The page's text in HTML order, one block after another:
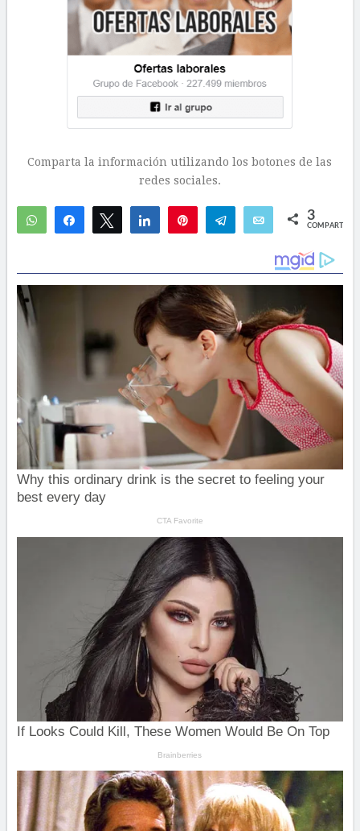
Comparta la información utilizando los botones de las
redes sociales.
WhatsAppCompartirTwittear Compartir Telegram Email 3
COMPARTIR